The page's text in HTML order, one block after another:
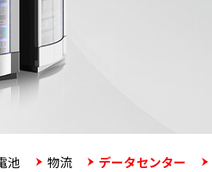
池 物流 データセンター